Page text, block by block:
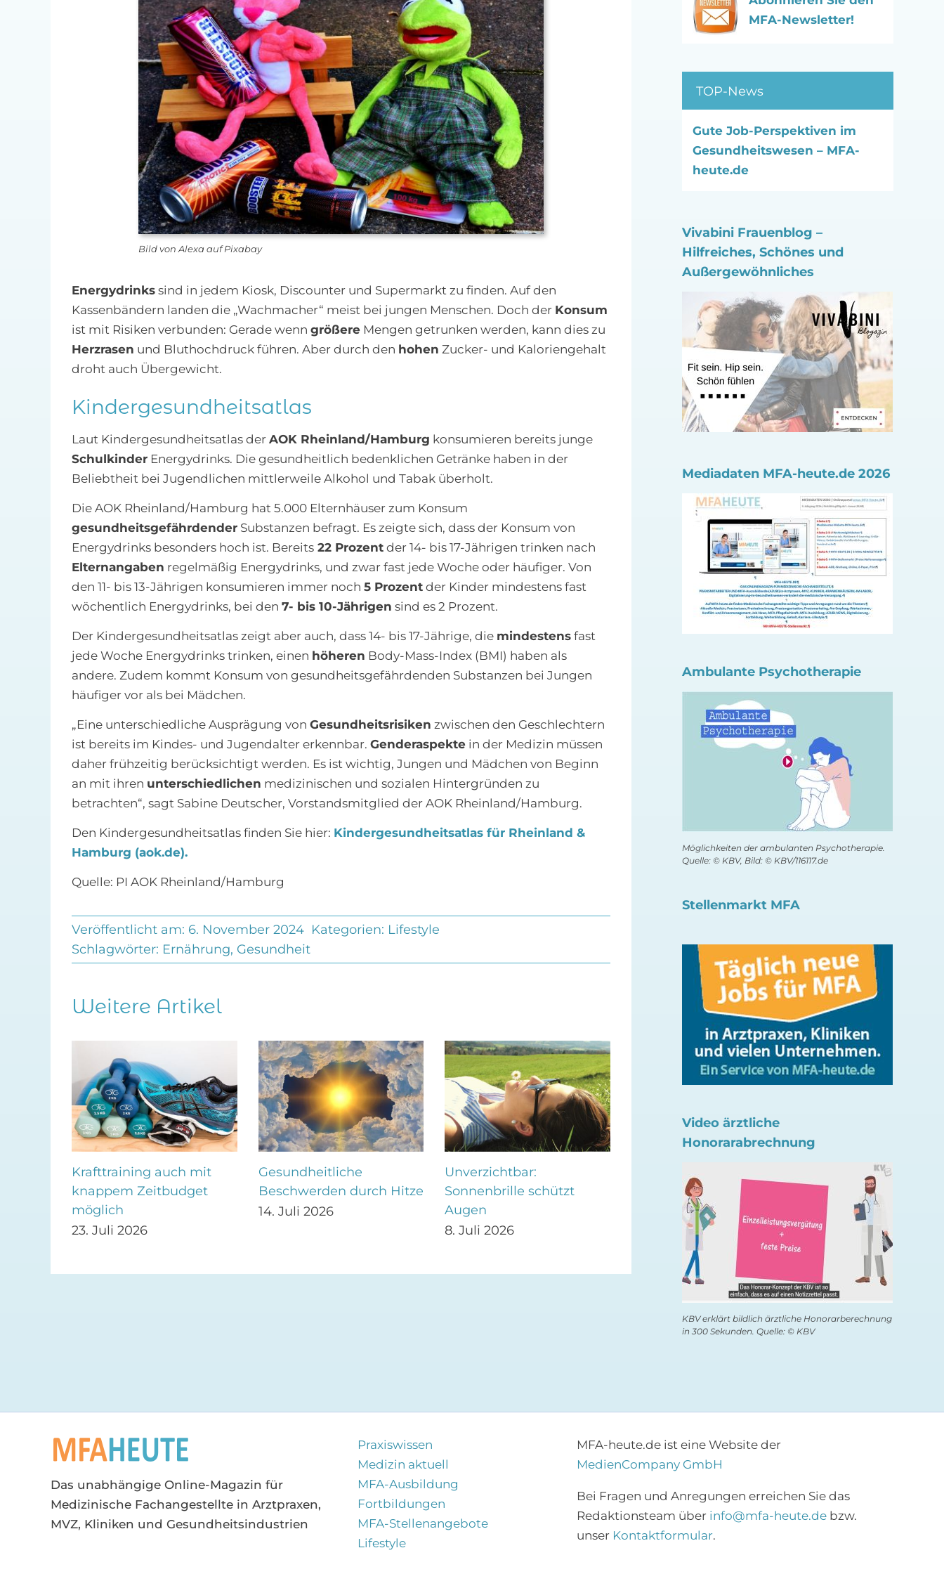
Bild von Alexa auf Pixabay
Energydrinkssind in jedem Kiosk, Discounter und Supermarkt zu finden. Auf den
Kassenbändern landen die „Wachmacher“ meist bei jungen Menschen. Doch der Konsum
ist mit Risiken verbunden: Gerade wenn größereMengen getrunken werden, kann dies zu
Herzrasen und Bluthochdruck führen. Aber durch den hohen Zucker- und Kaloriengehalt
droht auch Übergewicht.
Kindergesundheitsatlas
Laut Kindergesundheitsatlas der AOK Rheinland/Hamburg konsumieren bereits junge
SchulkinderEnergydrinks. Die gesundheitlich bedenklichen Getränke haben in der
Beliebtheit bei Jugendlichen mittlerweile Alkohol und Tabak überholt.
Die AOK Rheinland/Hamburg hat 5.000 Elternhäuser zum Konsum
gesundheitsgefährdenderSubstanzen befragt. Es zeigte sich, dass der Konsum von
Energydrinks besonders hoch ist. Bereits22 Prozentder 14- bis 17-Jährigen trinken nach
Elternangaben regelmäßig Energydrinks, und zwar fast jede Woche oder häufiger. Von
den 11- bis 13-Jährigen konsumieren immer noch 5 Prozentder Kinder mindestens fast
wöchentlich Energydrinks, bei den 7- bis 10-Jährigen sind es 2 Prozent.
Der Kindergesundheitsatlas zeigt aber auch, dass 14- bis 17-Jährige, die mindestensfast
jede Woche Energydrinks trinken, einen höheren Body-Mass-Index (BMI) haben als
andere. Zudem kommt Konsum von gesundheitsgefährdenden Substanzen bei Jungen
häufiger vor als bei Mädchen.
„Eine unterschiedliche Ausprägung von Gesundheitsrisiken zwischen den Geschlechtern
ist bereits im Kindes- und Jugendalter erkennbar. Genderaspektein der Medizin müssen
daher frühzeitig berücksichtigt werden. Es ist wichtig, Jungen und Mädchen von Beginn
an mit ihren unterschiedlichen medizinischen und sozialen Hintergründen zu
betrachten“, sagt Sabine Deutscher, Vorstandsmitglied der AOK Rheinland/Hamburg.
Den Kindergesundheitsatlas finden Sie hier: Kindergesundheitsatlas für Rheinland &
Hamburg (aok.de).
Quelle: PI AOK Rheinland/Hamburg
Veröffentlicht am: 6. November 2024 Kategorien: Lifestyle
Schlagwörter: Ernährung, Gesundheit
Weitere Artikel
Krafttraining auch mit
knappem Zeitbudget
möglich
23. Juli 2026
Gesundheitliche
Beschwerden durch Hitze
14. Juli 2026
Unverzichtbar:
Sonnenbrille schützt
Augen
8. Juli 2026
Warnung vor TikTok-
Trends „Sweet Sunburn“
& „Tanmaxxing“
6. August 2026
Kann Konsum von
Zigaretten bei
verhindert werden?
24. Juli 2026
MFA-Newsletter!
TOP-News
Gute Job-Perspektiven im
Gesundheitswesen – MFA-
heute.de
Vivabini Frauenblog –
Hilfreiches, Schönes und
Außergewöhnliches
Mediadaten MFA-heute.de 2026
Ambulante Psychotherapie
Möglichkeiten der ambulanten Psychotherapie.
Quelle: © KBV, Bild: © KBV/116117.de
Stellenmarkt MFA
Video ärztliche
Honorarabrechnung
KBV erklärt bildlich ärztliche Honorarberechnung
in 300 Sekunden. Quelle: © KBV
Das unabhängige Online-Magazin für
Medizinische Fachangestellte in Arztpraxen,
MVZ, Kliniken und Gesundheitsindustrien
Praxiswissen
Medizin aktuell
MFA-Ausbildung
Fortbildungen
MFA-Stellenangebote
Lifestyle
MFA-heute.de ist eine Website der
MedienCompany GmbH
Bei Fragen und Anregungen erreichen Sie das
Redaktionsteam über info@mfa-heute.debzw.
unser Kontaktformular.
Abonnieren Sie den